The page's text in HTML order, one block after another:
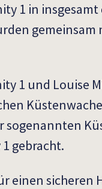
1 in insgesamt
gemeinsam
1 und Louise
sogenannten
gebracht.
einen sicheren